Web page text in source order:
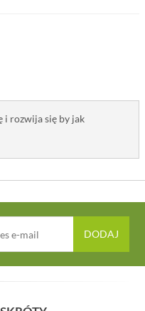
i rozwija się by jak
DODAJ